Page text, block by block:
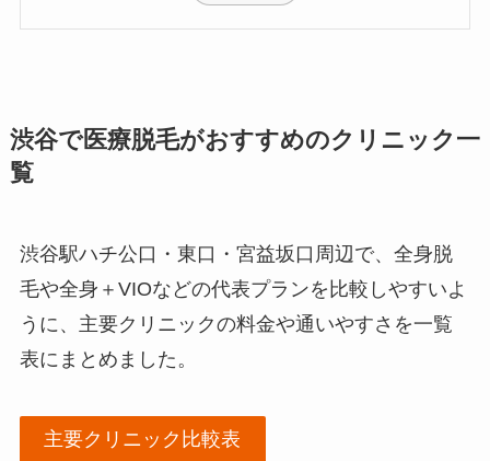
渋谷で医療脱毛がおすすめのクリニック一
覧
渋谷駅ハチ公口・東口・宮益坂口周辺で、全身脱
毛や全身＋VIOなどの代表プランを比較しやすいよ
うに、主要クリニックの料金や通いやすさを一覧
表にまとめました。
主要クリニック比較表